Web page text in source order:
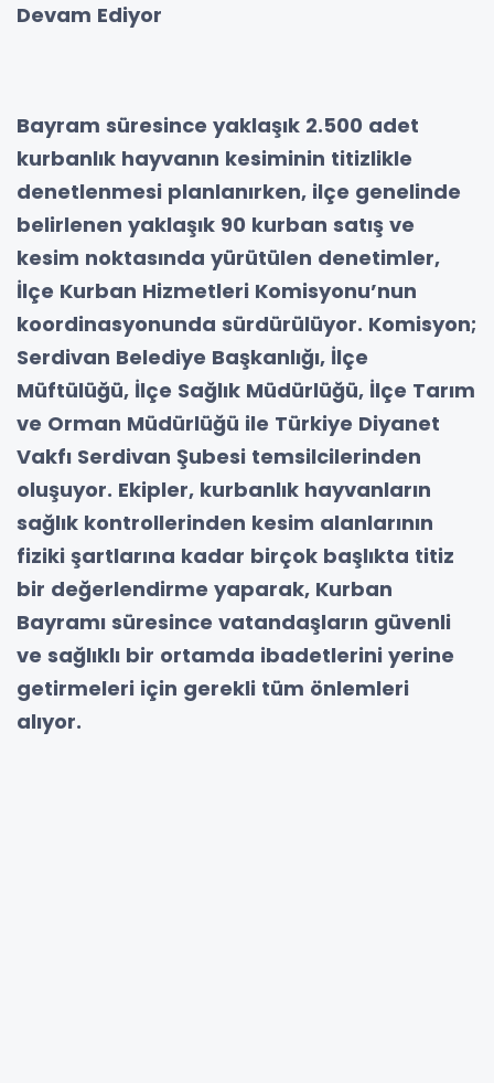
Devam Ediyor
Bayram süresince yaklaşık 2.500 adet
kurbanlık hayvanın kesiminin titizlikle
denetlenmesi planlanırken, ilçe genelinde
belirlenen yaklaşık 90 kurban satış ve
kesim noktasında yürütülen denetimler,
İlçe Kurban Hizmetleri Komisyonu’nun
koordinasyonunda sürdürülüyor. Komisyon;
Serdivan Belediye Başkanlığı, İlçe
Müftülüğü, İlçe Sağlık Müdürlüğü, İlçe Tarım
ve Orman Müdürlüğü ile Türkiye Diyanet
Vakfı Serdivan Şubesi temsilcilerinden
oluşuyor. Ekipler, kurbanlık hayvanların
sağlık kontrollerinden kesim alanlarının
fiziki şartlarına kadar birçok başlıkta titiz
bir değerlendirme yaparak, Kurban
Bayramı süresince vatandaşların güvenli
ve sağlıklı bir ortamda ibadetlerini yerine
getirmeleri için gerekli tüm önlemleri
alıyor.